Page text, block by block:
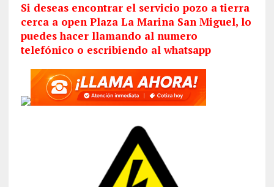
Si deseas encontrar el servicio pozo a tierra
cerca a open Plaza La Marina San Miguel, lo
puedes hacer llamando al numero
telefónico o escribiendo al whatsapp